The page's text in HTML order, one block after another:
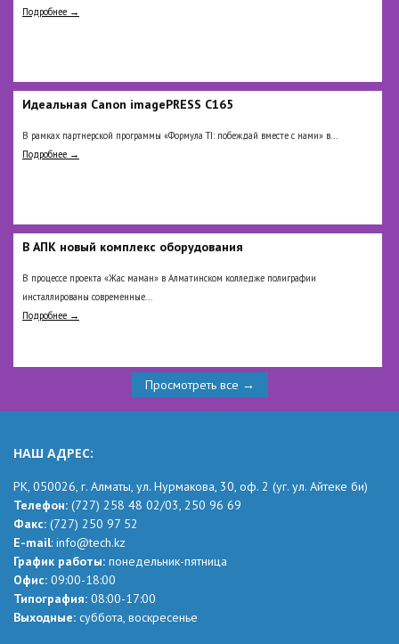
Подробнее →
Идеальная Сanon imagePRESS C165
В рамках партнерской программы «Формула TI: побеждай вместе с нами» в...
Подробнее →
В АПК новый комплекс оборудования
В процессе проекта «Жас маман» в Алматинском колледже полиграфии
инсталлированы современные...
Подробнее →
Просмотреть все →
НАШ АДРЕС:
РК, 050026, г. Алматы, ул. Нурмакова, 30, оф. 2 (уг. ул. Айтеке би)
Телефон: (727) 258 48 02/03, 250 96 69
Факс: (727) 250 97 52
Е-mail: info@tech.kz
График работы: понедельник-пятница
Офис: 09:00-18:00
Типография: 08:00-17:00
Выходные: суббота, воскресенье